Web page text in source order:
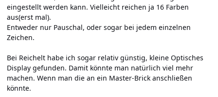
eingestellt werden kann. Vielleicht reichen ja 16 Farben
aus(erst mal).
Entweder nur Pauschal, oder sogar bei jedem einzelnen
Zeichen.
Bei Reichelt habe ich sogar relativ günstig, kleine Optisches
Display gefunden. Damit könnte man natürlich viel mehr
machen. Wenn man die an ein Master-Brick anschließen
könnte.